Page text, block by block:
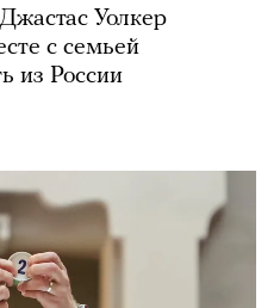
Уолкер
с семьей
из России